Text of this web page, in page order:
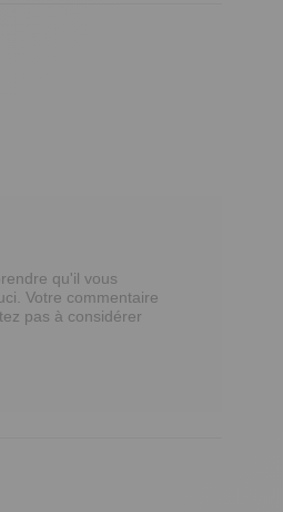
qu'il vous
Votre commentaire
pas à considérer